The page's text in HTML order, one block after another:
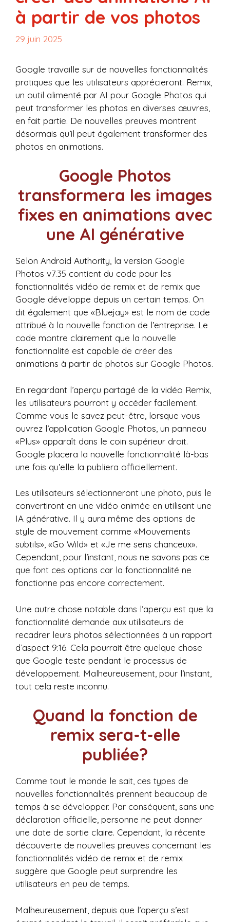
à partir de vos photos
29 juin 2025
Google travaille sur de nouvelles fonctionnalités
pratiques que les utilisateurs apprécieront. Remix,
un outil alimenté par AI pour Google Photos qui
peut transformer les photos en diverses œuvres,
en fait partie. De nouvelles preuves montrent
désormais qu’il peut également transformer des
photos en animations.
Google Photos
transformera les images
fixes en animations avec
une AI générative
Selon Android Authority, la version Google
Photos v7.35 contient du code pour les
fonctionnalités vidéo de remix et de remix que
Google développe depuis un certain temps. On
dit également que «Bluejay» est le nom de code
attribué à la nouvelle fonction de l’entreprise. Le
code montre clairement que la nouvelle
fonctionnalité est capable de créer des
animations à partir de photos sur Google Photos.
En regardant l’aperçu partagé de la vidéo Remix,
les utilisateurs pourront y accéder facilement.
Comme vous le savez peut-être, lorsque vous
ouvrez l’application Google Photos, un panneau
«Plus» apparaît dans le coin supérieur droit.
Google placera la nouvelle fonctionnalité là-bas
une fois qu’elle la publiera officiellement.
Les utilisateurs sélectionneront une photo, puis le
convertiront en une vidéo animée en utilisant une
IA générative. Il y aura même des options de
style de mouvement comme «Mouvements
subtils», «Go Wild» et «Je me sens chanceux».
Cependant, pour l’instant, nous ne savons pas ce
que font ces options car la fonctionnalité ne
fonctionne pas encore correctement.
Une autre chose notable dans l’aperçu est que la
fonctionnalité demande aux utilisateurs de
recadrer leurs photos sélectionnées à un rapport
d’aspect 9:16. Cela pourrait être quelque chose
que Google teste pendant le processus de
développement. Malheureusement, pour l’instant,
tout cela reste inconnu.
Quand la fonction de
remix sera-t-elle
publiée?
Comme tout le monde le sait, ces types de
nouvelles fonctionnalités prennent beaucoup de
temps à se développer. Par conséquent, sans une
déclaration officielle, personne ne peut donner
une date de sortie claire. Cependant, la récente
découverte de nouvelles preuves concernant les
fonctionnalités vidéo de remix et de remix
suggère que Google peut surprendre les
utilisateurs en peu de temps.
Malheureusement, depuis que l’aperçu s’est